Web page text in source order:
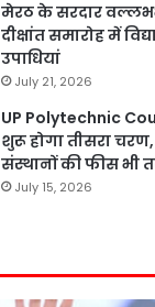
मेरठ के सरदार
दीक्षांत समारोह में
उपाधियां
July 21, 2026
UP Polytechnic
शुरू होगा तीसरा
संस्थानों की फीस भी
July 15, 2026